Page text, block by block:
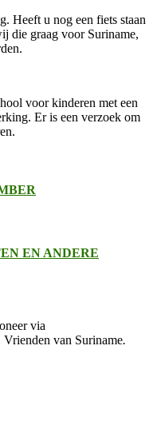
Heeft u nog een fiets staan
die graag voor Suriname,
voor kinderen met een
Er is een verzoek om
EN ANDERE
via
Vrienden van Suriname.